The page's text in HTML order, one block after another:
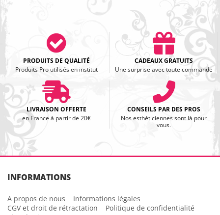
PRODUITS DE QUALITÉ
Produits Pro utilisés en institut
CADEAUX GRATUITS
Une surprise avec toute commande
LIVRAISON OFFERTE
en France à partir de 20€
CONSEILS PAR DES PROS
Nos esthéticiennes sont là pour
vous.
INFORMATIONS
A propos de nous
Informations légales
CGV et droit de rétractation
Politique de confidentialité